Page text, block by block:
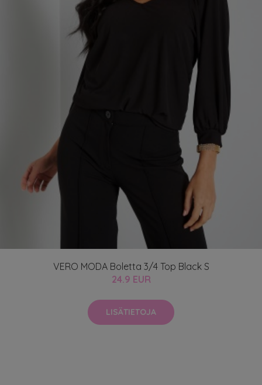
VERO MODA Boletta 3/4 Top Black S
24.9 EUR
LISÄTIETOJA